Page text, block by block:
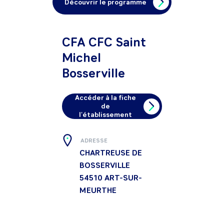
Découvrir le programme
CFA CFC Saint
Michel
Bosserville
Accéder à la fiche
de
l'établissement
ADRESSE
CHARTREUSE DE
BOSSERVILLE
54510 ART-SUR-
MEURTHE